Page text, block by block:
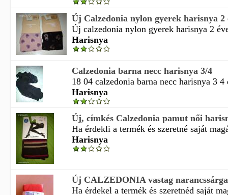
Új Calzedonia nylon gyerek harisnya 2
Új calzedonia nylon gyerek harisnya 2
Harisnya
Calzedonia barna necc harisnya 3/4
18 04 calzedonia barna necc harisnya 3
Harisnya
Új, címkés Calzedonia pamut női
Ha érdekli a termék és szeretné saját
Harisnya
Új CALZEDONIA vastag
Ha érdekel a termék és szeretnéd saját